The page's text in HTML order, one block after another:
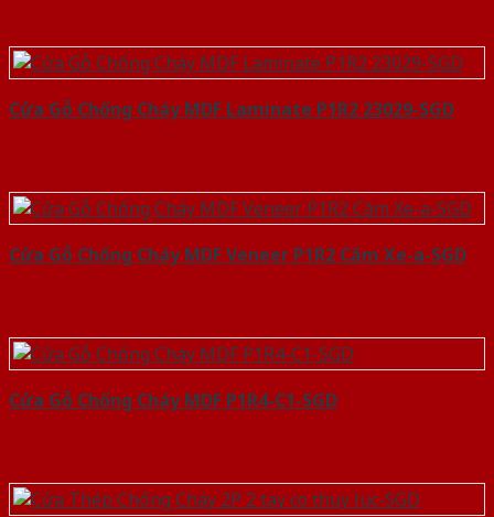
Cửa Gỗ Chống Cháy MDF Laminate P1R2 23029-SGD
Cửa Gỗ Chống Cháy MDF Veneer P1R2 Căm Xe-a-SGD
Cửa Gỗ Chống Cháy MDF P1R4-C1-SGD